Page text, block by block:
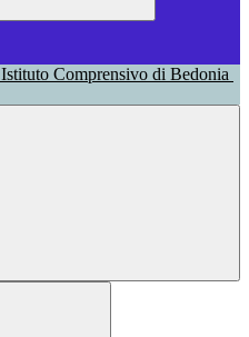
Istituto Comprensivo di Bedonia